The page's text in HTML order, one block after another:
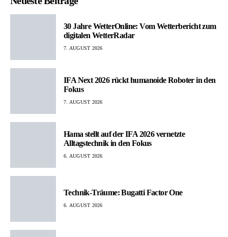
30 Jahre WetterOnline: Vom Wetterbericht zum
digitalen WetterRadar
7. AUGUST 2026
IFA Next 2026 rückt humanoide Roboter in den
Fokus
7. AUGUST 2026
Hama stellt auf der IFA 2026 vernetzte
Alltagstechnik in den Fokus
6. AUGUST 2026
Technik-Träume: Bugatti Factor One
6. AUGUST 2026